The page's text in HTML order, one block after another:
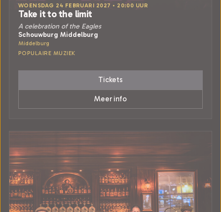
WOENSDAG 24 FEBRUARI 2027 • 20:00 UUR
Take it to the limit
A celebration of the Eagles
Schouwburg Middelburg
Middelburg
POPULAIRE MUZIEK
Tickets
Meer info